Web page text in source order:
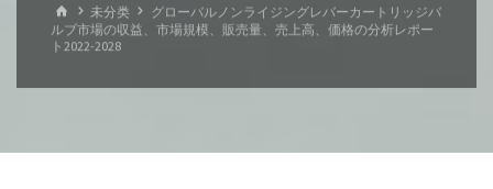
ホ
ー
ム
未分类
グローバルノンライジングレバーカートリッジバ
ルブ市場の収益、市場規模、販売量、売上高、価格の分析レポー
ト2022-2028